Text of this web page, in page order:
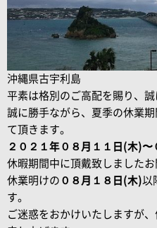
沖縄県古宇利島
平素は格別のご高配を賜り、誠
誠に勝手ながら、夏季の休業
て頂きます。
２０２１年０８月１１日(木)〜
休暇期間中に頂戴致しました
休業明けの ０８月１８日(木)以
す。
ご迷惑をおかけいたしますが